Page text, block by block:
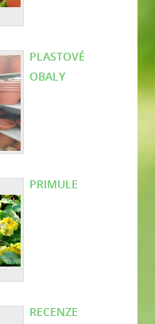
PLASTOVÉ
OBALY
PRIMULE
RECENZE